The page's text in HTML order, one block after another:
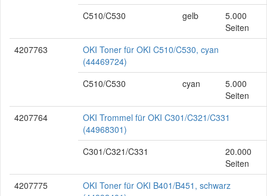
C510/C530
gelb
5.000
Seiten
4207763
OKI Toner für OKI C510/C530, cyan
(44469724)
C510/C530
cyan
5.000
Seiten
4207764
OKI Trommel für OKI C301/C321/C331
(44968301)
C301/C321/C331
20.000
Seiten
4207775
OKI Toner für OKI B401/B451, schwarz